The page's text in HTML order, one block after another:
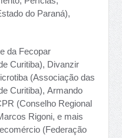
do Paraná),
da Fecopar
Curitiba), Divanzir
(Associação das
Curitiba), Armando
(Conselho Regional
Rigoni, e mais
(Federação